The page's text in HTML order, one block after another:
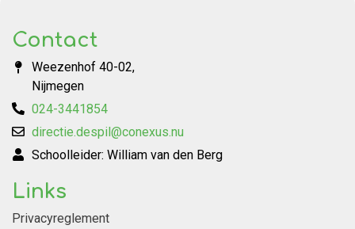
Contact
Weezenhof 40-02,
Nijmegen
024-3441854
directie.despil@conexus.nu
Schoolleider: William van den Berg
Links
Privacyreglement